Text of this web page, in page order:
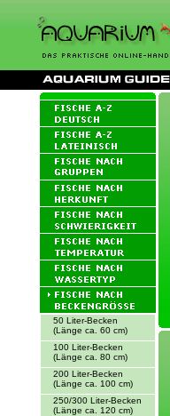
50 Liter-Becken
(Länge ca. 60 cm)
100 Liter-Becken
(Länge ca. 80 cm)
200 Liter-Becken
(Länge ca. 100 cm)
250/300 Liter-Becken
(Länge ca. 120 cm)